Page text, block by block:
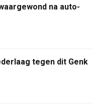
na auto-
tegen dit Genk